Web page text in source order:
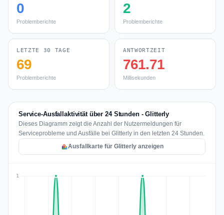
0
Problemberichte
2
Problemberichte
LETZTE 30 TAGE
69
Problemberichte
ANTWORTZEIT
761.71
Millisekunden
Service-Ausfallaktivität über 24 Stunden - Glitterly
Dieses Diagramm zeigt die Anzahl der Nutzermeldungen für
Serviceprobleme und Ausfälle bei Glitterly in den letzten 24 Stunden.
Ausfallkarte für Glitterly anzeigen